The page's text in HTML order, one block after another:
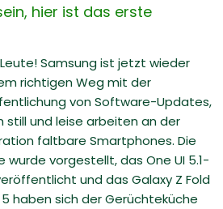
hier ist das erste
Samsung ist jetzt wieder
richtigen Weg mit der
von Software-Updates,
still und leise arbeiten an der
faltbare Smartphones. Die
wurde vorgestellt, das One UI 5.1-
und das Galaxy Z Fold
haben sich der Gerüchteküche